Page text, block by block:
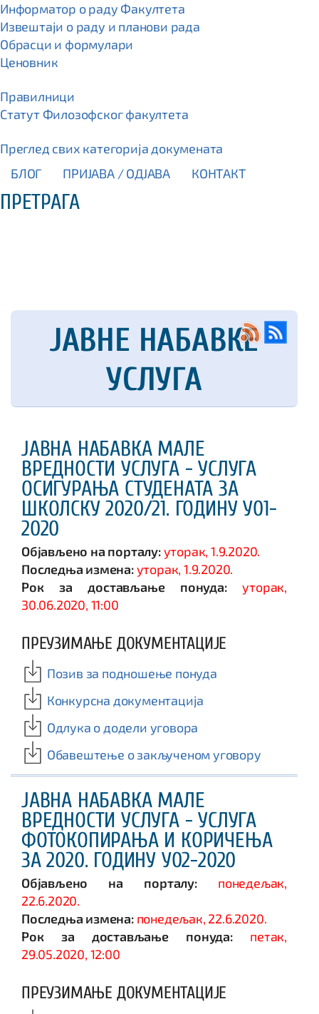
Информатор о раду Факултета
Извештаји о раду и планови рада
Обрасци и формулари
Ценовник
Правилници
Статут Филозофског факултета
Преглед свих категорија докумената
БЛОГ ПРИЈАВА / OДЈАВА КОНТАКТ
ПРЕТРАГА
ЈАВНЕ НАБАВКЕ
УСЛУГА
ЈАВНА НАБАВКА МАЛЕ
ВРЕДНОСТИ УСЛУГА - УСЛУГА
ОСИГУРАЊА СТУДЕНАТА ЗА
ШКОЛСКУ 2020/21. ГОДИНУ У01-
2020
Објављено на порталу:уторак, 1.9.2020.
Последња измена:уторак, 1.9.2020.
Рок за достављање понуда:
уторак,
30.06.2020, 11:00
ПРЕУЗИМАЊЕ ДОКУМЕНТАЦИЈЕ
Позив за подношење понуда
Конкурсна документација
Одлука о додели уговора
Обавештење о закљученом уговору
ЈАВНА НАБАВКА МАЛЕ
ВРЕДНОСТИ УСЛУГА - УСЛУГА
ФОТОКОПИРАЊА И КОРИЧЕЊА
ЗА 2020. ГОДИНУ У02-2020
Објављено на порталу:
понедељак,
22.6.2020.
Последња измена: понедељак, 22.6.2020.
Рок за достављање понуда:
петак,
29.05.2020, 12:00
ПРЕУЗИМАЊЕ ДОКУМЕНТАЦИЈЕ